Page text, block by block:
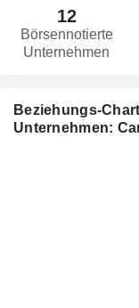
12
Börsennotierte
Unternehmen
Beziehungs-
Unternehmen: